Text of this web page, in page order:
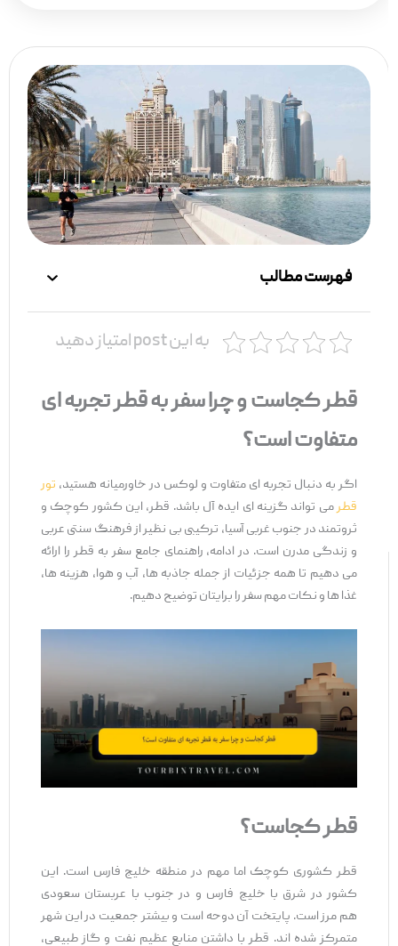
فهرست مطالب
به این post امتیاز دهید
قطر کجاست و چرا سفر به قطر تجربه ‌ای
متفاوت است؟
اگر به دنبال تجربه ‌ای متفاوت و لوکس در خاورمیانه هستید،تور
قطرمی‌ تواند گزینه ‌ای ایده ‌آل باشد. قطر، این کشور کوچک و
ثروتمند در جنوب غربی آسیا، ترکیبی بی ‌نظیر از فرهنگ سنتی عربی
و زندگی مدرن است. در ادامه، راهنمای جامع سفر به قطر را ارائه
می ‌دهیم تا همه جزئیات از جمله جاذبه ‌ها، آب ‌و هوا، هزینه‌ ها،
غذا ها و نکات مهم سفر را برایتان توضیح دهیم.
قطر کجاست؟
قطر کشوری کوچک اما مهم در منطقه خلیج فارس است. این
کشور در شرق با خلیج فارس و در جنوب با عربستان سعودی
هم‌ مرز است. پایتخت آن دوحه است و بیشتر جمعیت در این شهر
متمرکز شده ‌اند. قطر با داشتن منابع عظیم نفت و گاز طبیعی،